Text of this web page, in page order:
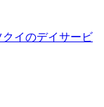
イのデイサービ